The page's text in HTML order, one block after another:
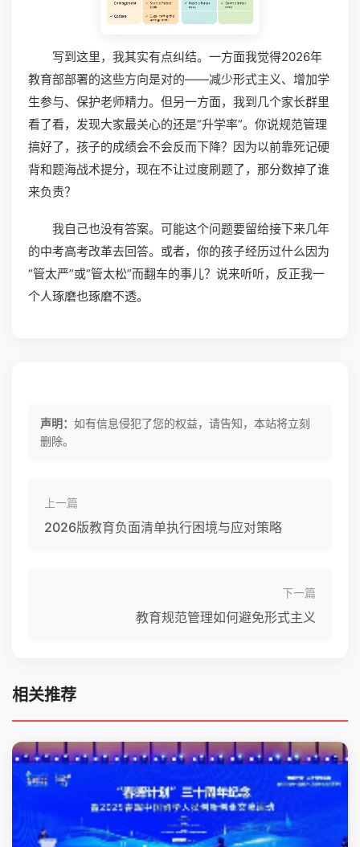
写到这里，我其实有点纠结。一方面我觉得2026年
教育部部署的这些方向是对的——减少形式主义、增加学
生参与、保护老师精力。但另一方面，我到几个家长群里
看了看，发现大家最关心的还是“升学率”。你说规范管理
搞好了，孩子的成绩会不会反而下降？因为以前靠死记硬
背和题海战术提分，现在不让过度刷题了，那分数掉了谁
来负责？
我自己也没有答案。可能这个问题要留给接下来几年
的中考高考改革去回答。或者，你的孩子经历过什么因为
“管太严”或“管太松”而翻车的事儿？说来听听，反正我一
个人琢磨也琢磨不透。
声明： 如有信息侵犯了您的权益，请告知，本站将立刻
删除。
上一篇
2026版教育负面清单执行困境与应对策略
下一篇
教育规范管理如何避免形式主义
相关推荐